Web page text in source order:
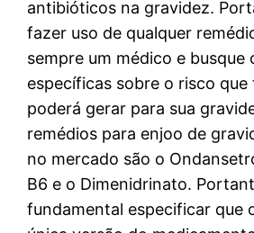
antibióticos na gravidez.
fazer uso de qualquer
sempre um médico e busque
específicas sobre o risco que
poderá gerar para sua
remédios para enjoo de
no mercado são o
B6 e o Dimenidrinato.
fundamental especificar que